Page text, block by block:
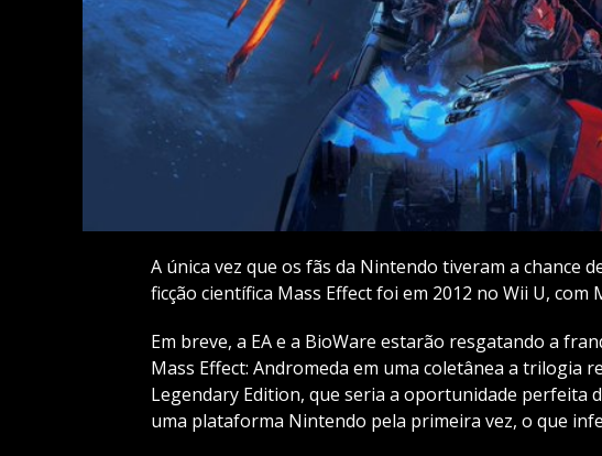
A única vez que os fãs da Nintendo tiveram a chance
ficção científica Mass Effect foi em 2012 no Wii U, com
Em breve, a EA e a BioWare estarão resgatando a
Mass Effect: Andromeda em uma coletânea a trilogia
Legendary Edition, que seria a oportunidade perfeita
uma plataforma Nintendo pela primeira vez, o que